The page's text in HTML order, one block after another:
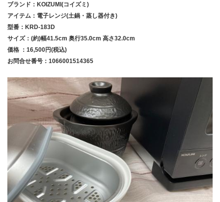
ブランド：KOIZUMI(コイズミ)
アイテム：電子レンジ(土鍋・蒸し器付き)
型番：KRD-183D
サイズ：(約)幅41.5cm 奥行35.0cm 高さ32.0cm
価格 ：16,500円(税込)
お問合せ番号：1066001514365